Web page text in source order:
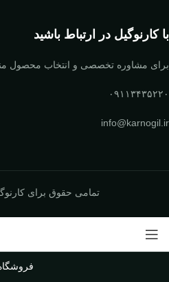
با کارنوگیل در ارتباط باشید
برای مشاوره تخصصی و انتخاب محصول
۰۹۱۱۳۴۳۵۲۲۰
info@karnogil.ir
تمامی حقوق برای